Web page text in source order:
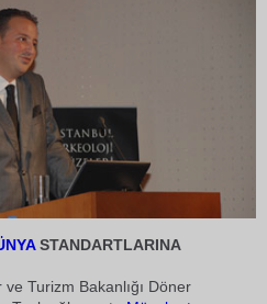
STANDARTLARINA
Turizm Bakanlığı Döner